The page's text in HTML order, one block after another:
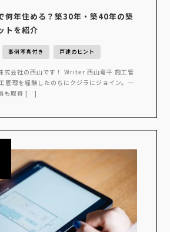
何年住める？築30年・築40年の築
トを紹介
事例写真付き 戸建のヒント
式会社の西山です！ Writer 西山竜平 施工管
管理を経験したのちにクジラにジョイン。一
も取得 […]